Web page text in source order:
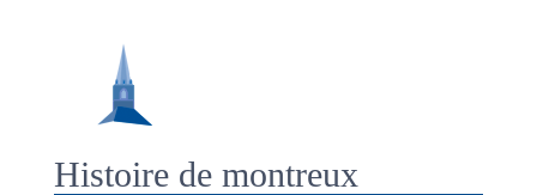
Histoire de montreux